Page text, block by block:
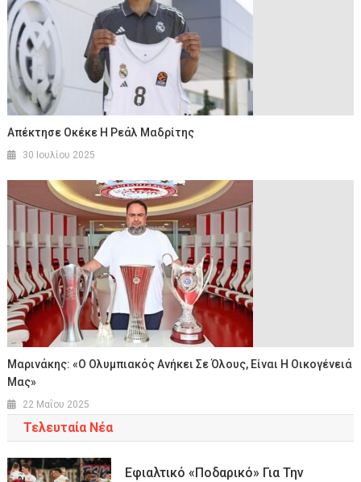
Απέκτησε Οκέκε Η Ρεάλ Μαδρίτης
30 Ιουλίου 2025
Μαρινάκης: «Ο Ολυμπιακός Ανήκει Σε Όλους, Είναι Η Οικογένειά
Μας»
22 Μαΐου 2025
Τελευταία Νέα
Εφιαλτικό «ποδαρικό» Για Την